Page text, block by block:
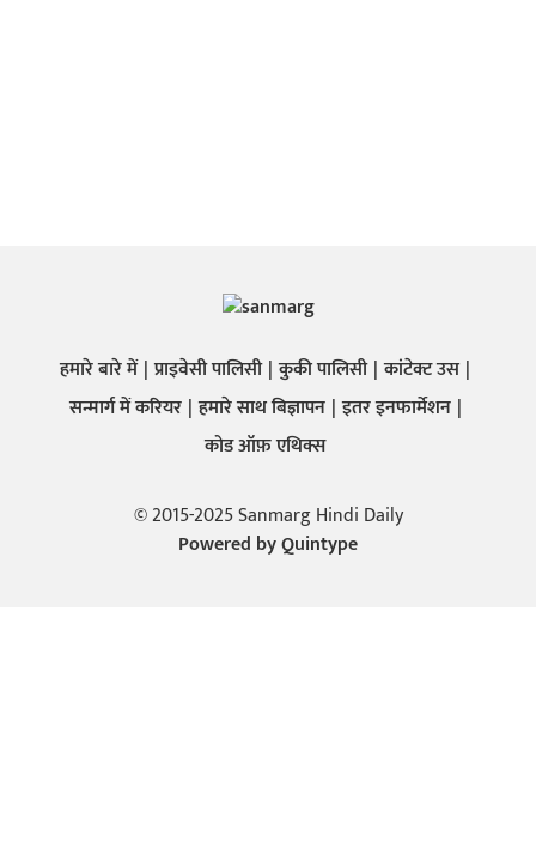
हमारे बारे में प्राइवेसी पालिसी कुकी पालिसी कांटेक्ट उस
सन्मार्ग में करियर हमारे साथ बिज्ञापन इतर इनफार्मेशन
कोड ऑफ़ एथिक्स
© 2015-2025 Sanmarg Hindi Daily
Powered byQuintype